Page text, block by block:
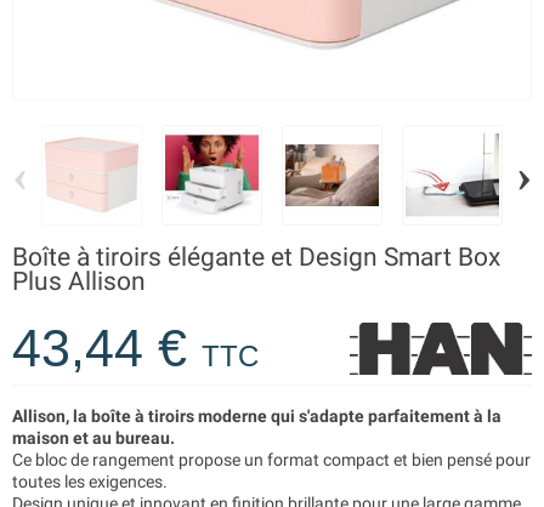
‹ ›
Boîte à tiroirs élégante et Design Smart Box
Plus Allison
43,44 € TTC
Allison, la boîte à tiroirs moderne qui s'adapte parfaitement à la
maison et au bureau.
Ce bloc de rangement propose un format compact et bien pensé pour
toutes les exigences.